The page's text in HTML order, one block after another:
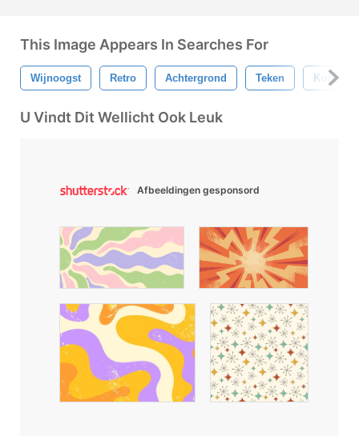
This Image Appears In Searches For
Wijnoogst Retro Achtergrond Teken Koffie
U Vindt Dit Wellicht Ook Leuk
Afbeeldingen gesponsord